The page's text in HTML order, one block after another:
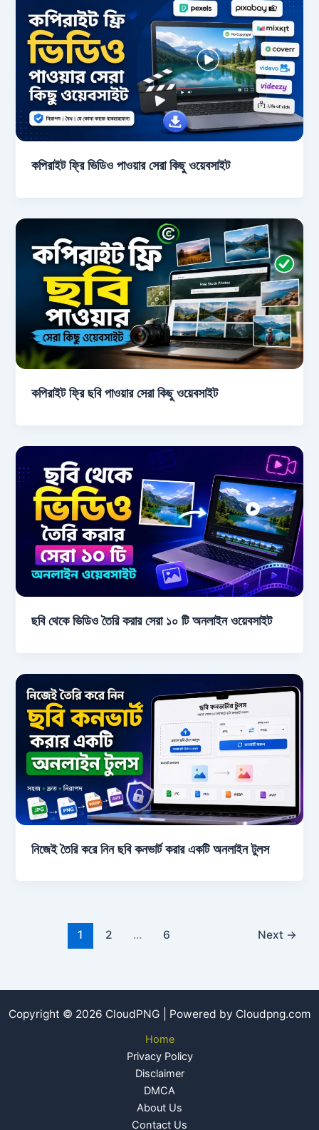
কপিরাইট ফ্রি ভিডিও পাওয়ার সেরা কিছু ওয়েবসাইট
কপিরাইট ফ্রি ছবি পাওয়ার সেরা কিছু ওয়েবসাইট
ছবি থেকে ভিডিও তৈরি করার সেরা ১০ টি অনলাইন ওয়েবসাইট
নিজেই তৈরি করে নিন ছবি কনভার্ট করার একটি অনলাইন টুলস
1 2 … 6 Next →
Copyright © 2026 CloudPNG | Powered by Cloudpng.com
Home
Privacy Policy
Disclaimer
DMCA
About Us
Contact Us